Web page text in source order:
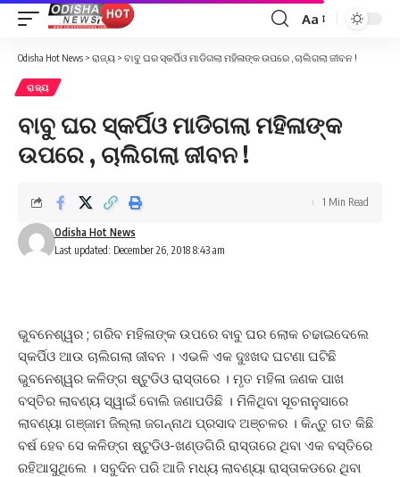
Font
Resizer
Aa
Odisha Hot News > ରାଜ୍ୟ > ବାବୁ ଘର ସ୍କର୍ପିଓ ମାଡିଗଲା ମହିଳାଙ୍କ ଉପରେ , ଚାଲିଗଲା ଜୀବନ !
ରାଜ୍ୟ
ବାବୁ ଘର ସ୍କର୍ପିଓ ମାଡିଗଲା ମହିଳାଙ୍କ
ଉପରେ , ଚାଲିଗଲା ଜୀବନ !
Last updated: December 26, 2018 8:43 am
Odisha Hot News
1 Min Read
ଭୁବନେଶ୍ୱର ; ଗରିବ ମହିଳାଙ୍କ ଉପରେ ବାବୁ ଘର ଲୋକ ଚଢାଇଦେଲେ
ସ୍କର୍ପିଓ ଆଉ ଚାଲିଗଲା ଜୀବନ । ଏଭଳି ଏକ ଦୁଃଖଦ ଘଟଣା ଘଟିଛି
ଭୁବନେଶ୍ୱର କଳିଙ୍ଗ ଷ୍ଟୁଡିଓ ରାସ୍ତାରେ । ମୃତ ମହିଳା ଜଣକ ପାଖ
ବସ୍ତିର ଲାବଣ୍ୟ ସ୍ୱାଇଁ ବୋଲି ଜଣାପଡିଛି । ମିଳିଥିବା ସୂଚନାନୁସାରେ
ଲାବଣ୍ୟା ଗଞ୍ଜାମ ଜିଲ୍ଲା ଜଗନ୍ନାଥ ପ୍ରସାଦ ଅଞ୍ଚଳର । କିନ୍ତୁ ଗତ କିଛି
ବର୍ଷ ହେବ ସେ କଳିଙ୍ଗ ଷ୍ଟୁଡିଓ-ଖଣ୍ଡଗିରି ରାସ୍ତାରେ ଥିବା ଏକ ବସ୍ତିରେ
ରହିଆସୁଥିଲେ । ସବୁଦିନ ପରି ଆଜି ମଧ୍ୟ ଲାବଣ୍ୟା ରାସ୍ତାକଡରେ ଥିବା